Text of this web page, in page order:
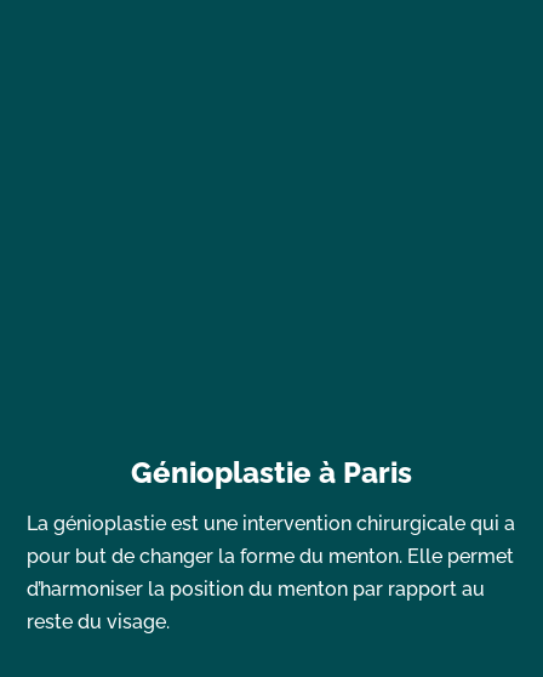
Génioplastie à Paris
La génioplastie est une intervention chirurgicale qui a
pour but de changer la forme du menton. Elle permet
d’harmoniser la position du menton par rapport au
reste du visage.